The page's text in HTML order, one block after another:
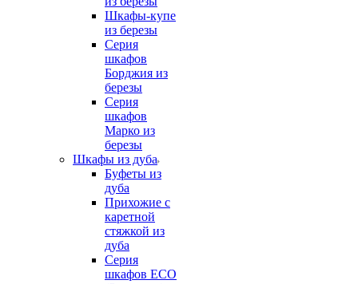
Шкафы-купе
из березы
Серия
шкафов
Борджия из
березы
Серия
шкафов
Марко из
березы
Шкафы из дуба
Буфеты из
дуба
Прихожие с
каретной
стяжкой из
дуба
Серия
шкафов ECO